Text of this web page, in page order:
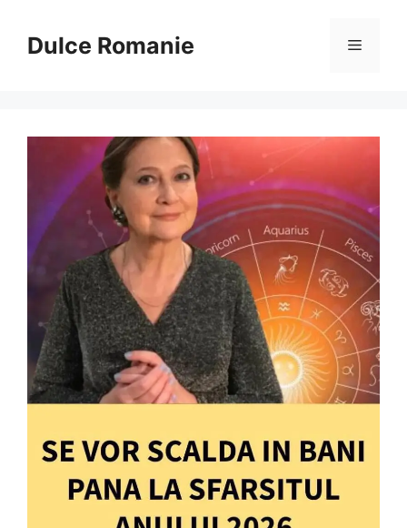
conținutDulce Romanie Meniu